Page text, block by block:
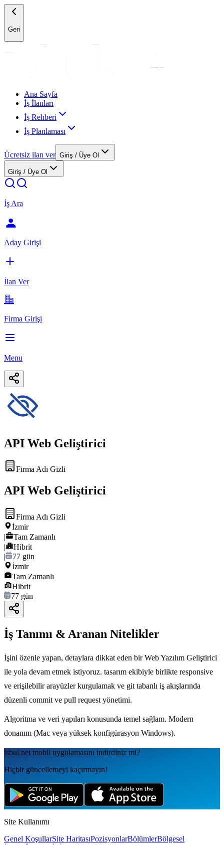
Geri
Ana Sayfa
İş İlanları
İş Rehberi
İş Planlaması
Ücretsiz ilan ver Giriş / Üye Ol
Giriş / Üye Ol
İş Ara
Aday Girişi
İlan Ver
Firma Girişi
Menu
API Web Geliştirici
Firma Adı Gizli
API Web Geliştirici
Firma Adı Gizli
İzmir
|
Tam Zamanlı
|
Hibrit
|
77 gün
İzmir
Tam Zamanlı
Hibrit
77 gün
İş Tanımı & Aranan Nitelikler
İşini özenle yapan, detaylara dikkat eden bir Web Yazılım Geliştirici
ile yola devam etmek istiyoruz. tasarım ekibiyle birlikte responsive
ve erişilebilir arayüzler kurgulamak ve git tabanlı iş akışlarında
düzenli commit ve pull request yönetimi.
Algoritma ve veri yapıları konusunda temel sağlam. Modern
donanım (Mac veya yüksek konfigürasyon Windows).
isbul.net mobil uygulamаsını indirdiniz mi?
Hiçbir güncellemeyi kaçırmayın!
Site Kullanımı
Genel KoşullarSite HaritasıPozisyonlarBölümlerBölgesel